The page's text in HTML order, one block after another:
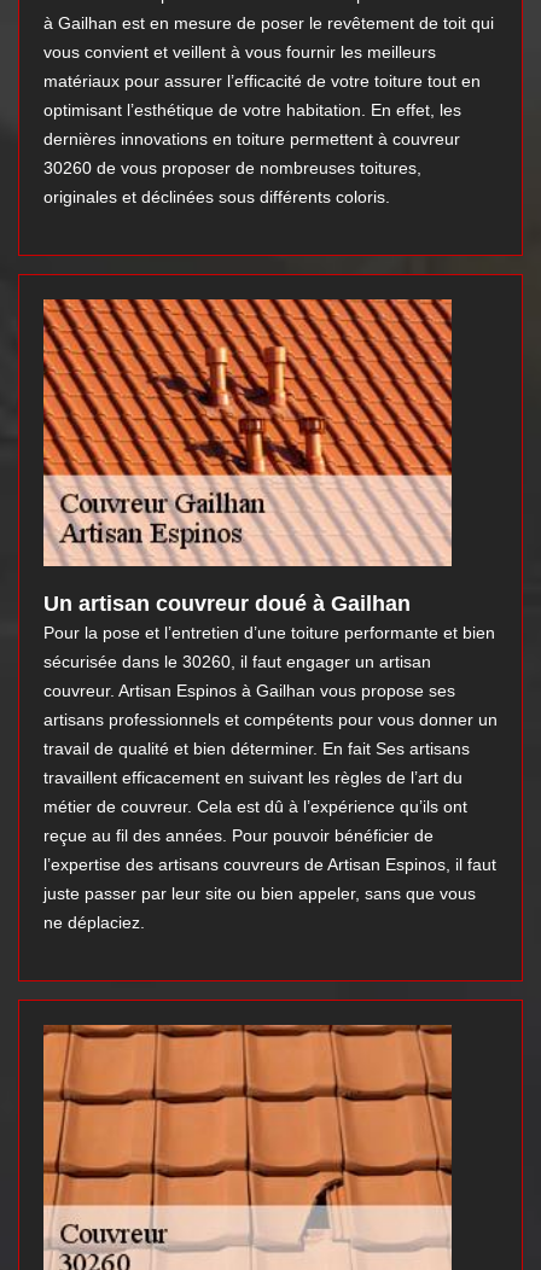
à Gailhan est en mesure de poser le revêtement de toit qui
vous convient et veillent à vous fournir les meilleurs
matériaux pour assurer l’efficacité de votre toiture tout en
optimisant l’esthétique de votre habitation. En effet, les
dernières innovations en toiture permettent à couvreur
30260 de vous proposer de nombreuses toitures,
originales et déclinées sous différents coloris.
Un artisan couvreur doué à Gailhan
Pour la pose et l’entretien d’une toiture performante et bien
sécurisée dans le 30260, il faut engager un artisan
couvreur. Artisan Espinos à Gailhan vous propose ses
artisans professionnels et compétents pour vous donner un
travail de qualité et bien déterminer. En fait Ses artisans
travaillent efficacement en suivant les règles de l’art du
métier de couvreur. Cela est dû à l’expérience qu’ils ont
reçue au fil des années. Pour pouvoir bénéficier de
l’expertise des artisans couvreurs de Artisan Espinos, il faut
juste passer par leur site ou bien appeler, sans que vous
ne déplaciez.